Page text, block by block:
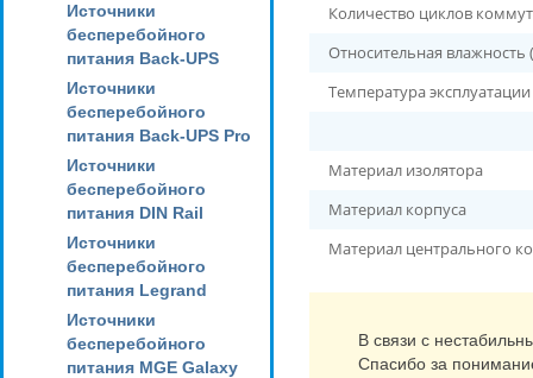
Источники
бесперебойного
питания Back-UPS
Источники
бесперебойного
питания Back-UPS Pro
Источники
бесперебойного
питания DIN Rail
Источники
бесперебойного
питания Legrand
Источники
бесперебойного
питания MGE Galaxy
Количество циклов
Относительная влажность
Температура эксплуатации
Материал изолятора
Материал корпуса
Материал центрального
В связи с
Спасибо за